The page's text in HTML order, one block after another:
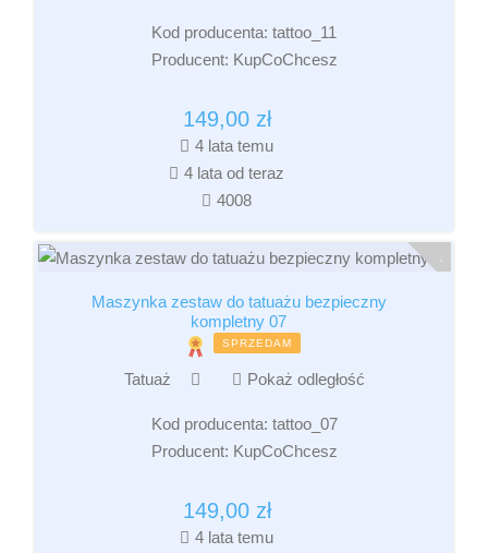
Kod producenta: tattoo_11
Producent: KupCoChcesz
149,00 zł
4 lata temu
4 lata od teraz
4008
Maszynka zestaw do tatuażu bezpieczny
kompletny 07
SPRZEDAM
Tatuaż Pokaż odległość
Kod producenta: tattoo_07
Producent: KupCoChcesz
149,00 zł
4 lata temu